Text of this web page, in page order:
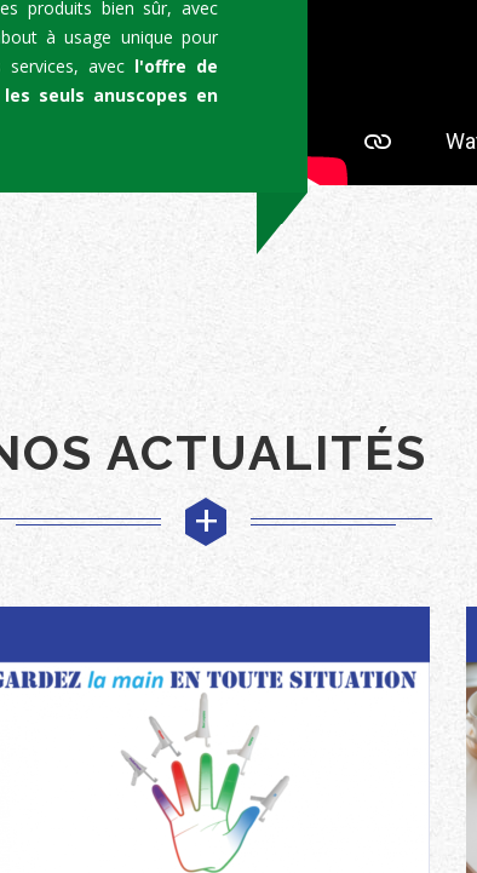
produits bien sûr, avec
à usage unique pour
avec l'offre de
les seuls anuscopes en
ACTUALITÉS
+